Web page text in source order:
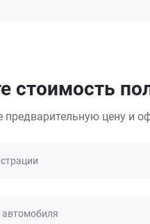
стоимость
предварительную цену и